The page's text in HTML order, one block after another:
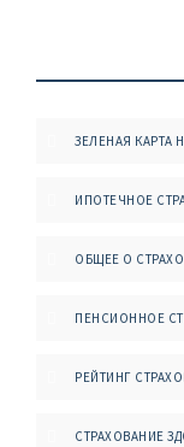
ЗЕЛЕНАЯ КАРТА
ИПОТЕЧНОЕ
ОБЩЕЕ О
ПЕНСИОННОЕ
РЕЙТИНГ
СТРАХОВАНИЕ